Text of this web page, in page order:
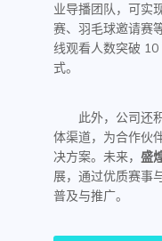
业导播团队，可实
赛、羽毛球邀请赛
线观看人数突破
式。
此外，公司还
体渠道，为合作伙
决方案。未来， 盛
展，通过优质赛事
普及与推广。